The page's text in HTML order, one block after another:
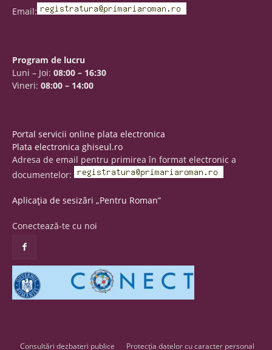
Email:
Program de lucru
Luni – Joi: 08:00 – 16:30
Vineri: 08:00 – 14:00
Portal servicii online plata electronica
Plata electronica ghiseul.ro
Adresa de email pentru primirea în format electronic a
documentelor:
Aplicația de sesizări „Pentru Roman”
Conectează-te cu noi
Consultări dezbateri publice Protecția datelor cu caracter personal